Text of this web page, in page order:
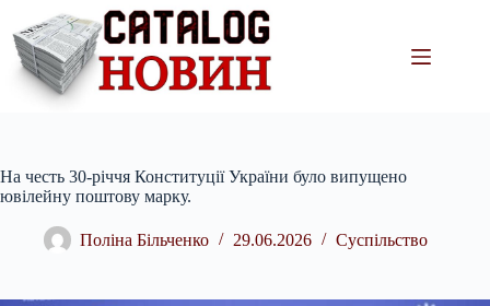
вмісту
На честь 30-річчя Конституції України було випущено
ювілейну поштову марку.
Поліна Більченко 29.06.2026 Суспільство